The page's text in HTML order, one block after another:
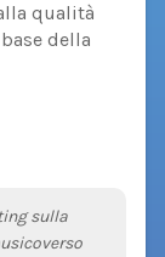
qualità
della
sulla